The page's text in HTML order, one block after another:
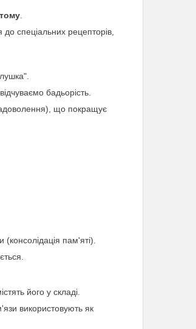
спеціальних рецепторів,
бадьорість.
що покращує
пам'яті).
його у складі.
використовують як